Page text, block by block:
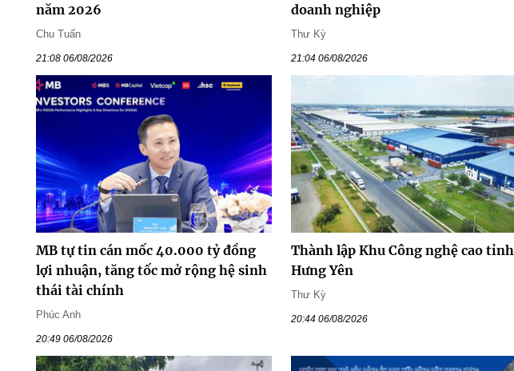
năm 2026
Chu Tuấn
21:08 06/08/2026
doanh nghiệp
Thư Kỳ
21:04 06/08/2026
MB tự tin cán mốc 40.000 tỷ đồng
lợi nhuận, tăng tốc mở rộng hệ sinh
thái tài chính
Phúc Anh
20:49 06/08/2026
Thành lập Khu Công nghệ cao tỉnh
Hưng Yên
Thư Kỳ
20:44 06/08/2026